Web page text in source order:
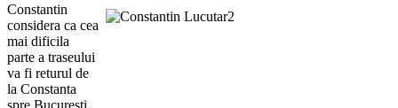
Constantin
considera ca cea
mai dificila
parte a traseului
va fi returul de
la Constanta
spre Bucuresti,